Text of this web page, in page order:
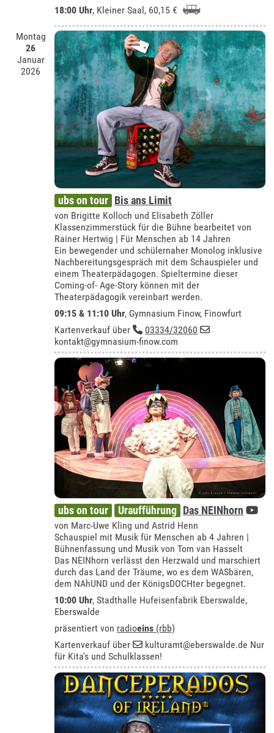
18:00 Uhr, Kleiner Saal, 60,15 €
Montag
26
Januar
2026
ubs on tour Bis ans Limit
von Brigitte Kolloch und Elisabeth Zöller
Klassenzimmerstück für die Bühne bearbeitet von
Rainer Hertwig | Für Menschen ab 14 Jahren
Ein bewegender und schülernaher Monolog inklusive
Nachbereitungsgespräch mit dem Schauspieler und
einem Theaterpädagogen. Spieltermine dieser
Coming-of- Age-Story können mit der
Theaterpädagogik vereinbart werden.
09:15 & 11:10 Uhr, Gymnasium Finow, Finowfurt
Kartenverkauf über
03334/32060
kontakt@gymnasium-finow.com
ubs on tour Uraufführung Das NEINhorn
von Marc-Uwe Kling und Astrid Henn
Schauspiel mit Musik für Menschen ab 4 Jahren |
Bühnenfassung und Musik von Tom van Hasselt
Das NEINhorn verlässt den Herzwald und marschiert
durch das Land der Träume, wo es dem WASbären,
dem NAhUND und der KönigsDOCHter begegnet.
10:00 Uhr, Stadthalle Hufeisenfabrik Eberswalde,
Eberswalde
präsentiert von radioeins (rbb)
Kartenverkauf über
kulturamt@eberswalde.de Nur
für Kita's und Schulklassen!